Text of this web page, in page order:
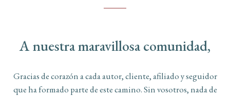
A nuestra maravillosa comunidad,
Gracias de corazón a cada autor, cliente, afiliado y seguidor
que ha formado parte de este camino. Sin vosotros, nada de